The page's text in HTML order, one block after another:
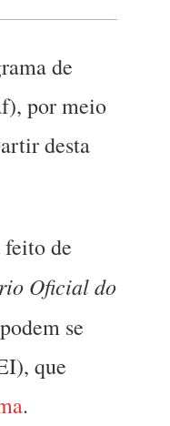
de
por meio
desta
feito de
Oficial do
se
que
.